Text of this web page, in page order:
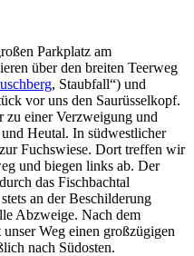
Parkplatz am
über den breiten Teerweg
, Staubfall“) und
vor uns den Saurüsselkopf.
zu einer Verzweigung und
Heutal. In südwestlicher
Fuchswiese. Dort treffen wir
und biegen links ab. Der
das Fischbachtal
an der Beschilderung
Abzweige. Nach dem
Weg einen großzügigen
nach Südosten.